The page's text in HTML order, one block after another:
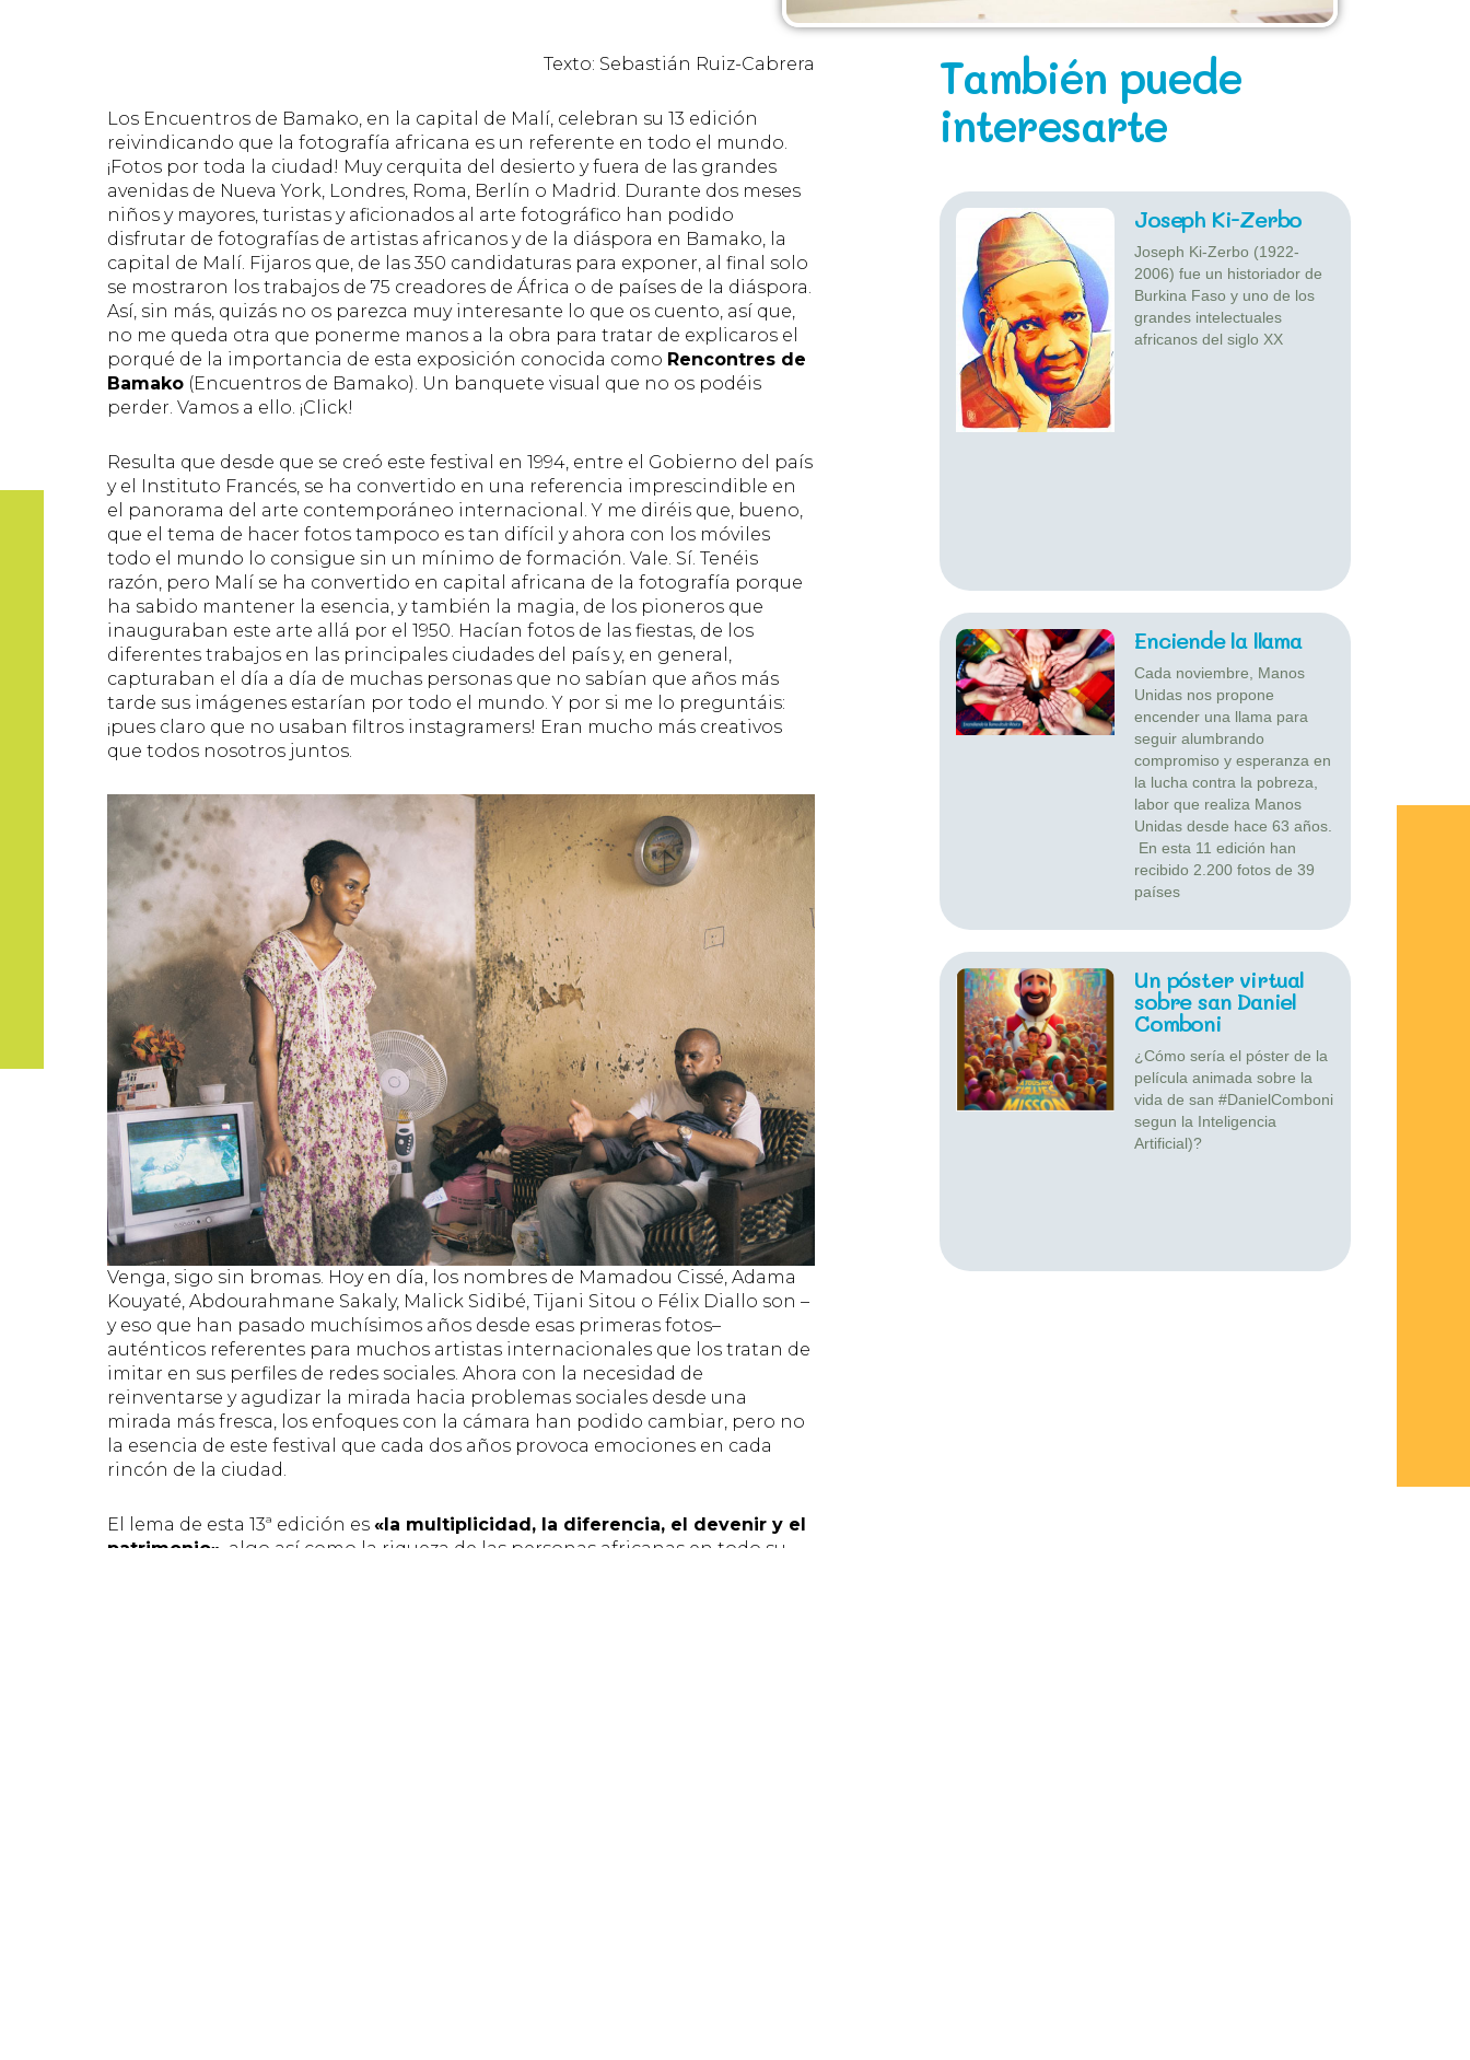
Texto: Sebastián Ruiz-Cabrera
Los Encuentros de Bamako, en la capital de Malí, celebran su 13 edición
reivindicando que la fotografía africana es un referente en todo el mundo.
¡Fotos por toda la ciudad! Muy cerquita del desierto y fuera de las grandes
avenidas de Nueva York, Londres, Roma, Berlín o Madrid. Durante dos meses
niños y mayores, turistas y aficionados al arte fotográfico han podido
disfrutar de fotografías de artistas africanos y de la diáspora en Bamako, la
capital de Malí. Fijaros que, de las 350 candidaturas para exponer, al final solo
se mostraron los trabajos de 75 creadores de África o de países de la diáspora.
Así, sin más, quizás no os parezca muy interesante lo que os cuento, así que,
no me queda otra que ponerme manos a la obra para tratar de explicaros el
porqué de la importancia de esta exposición conocida como Rencontres de
Bamako(Encuentros de Bamako). Un banquete visual que no os podéis
perder. Vamos a ello. ¡Click!
Resulta que desde que se creó este festival en 1994, entre el Gobierno del país
y el Instituto Francés, se ha convertido en una referencia imprescindible en
el panorama del arte contemporáneo internacional. Y me diréis que, bueno,
que el tema de hacer fotos tampoco es tan difícil y ahora con los móviles
todo el mundo lo consigue sin un mínimo de formación. Vale. Sí. Tenéis
razón, pero Malí se ha convertido en capital africana de la fotografía porque
ha sabido mantener la esencia, y también la magia, de los pioneros que
inauguraban este arte allá por el 1950. Hacían fotos de las fiestas, de los
diferentes trabajos en las principales ciudades del país y, en general,
capturaban el día a día de muchas personas que no sabían que años más
tarde sus imágenes estarían por todo el mundo. Y por si me lo preguntáis:
¡pues claro que no usaban filtros instagramers! Eran mucho más creativos
que todos nosotros juntos.
Venga, sigo sin bromas. Hoy en día, los nombres de Mamadou Cissé, Adama
Kouyaté, Abdourahmane Sakaly, Malick Sidibé, Tijani Sitou o Félix Diallo son –
y eso que han pasado muchísimos años desde esas primeras fotos–
auténticos referentes para muchos artistas internacionales que los tratan de
imitar en sus perfiles de redes sociales. Ahora con la necesidad de
reinventarse y agudizar la mirada hacia problemas sociales desde una
mirada más fresca, los enfoques con la cámara han podido cambiar, pero no
la esencia de este festival que cada dos años provoca emociones en cada
rincón de la ciudad.
El lema de esta 13ª edición es «la multiplicidad, la diferencia, el devenir y el
patrimonio» , algo así como la riqueza de las personas africanas en todo su
También puede
interesarte
Joseph Ki-Zerbo
Joseph Ki-Zerbo (1922-
2006) fue un historiador de
Burkina Faso y uno de los
grandes intelectuales
africanos del siglo XX
Enciende la llama
Cada noviembre, Manos
Unidas nos propone
encender una llama para
seguir alumbrando
compromiso y esperanza en
la lucha contra la pobreza,
labor que realiza Manos
Unidas desde hace 63 años.
En esta 11 edición han
recibido 2.200 fotos de 39
países
Un póster virtual
sobre san Daniel
Comboni
¿Cómo sería el póster de la
película animada sobre la
vida de san #DanielComboni
segun la Inteligencia
Artificial)?